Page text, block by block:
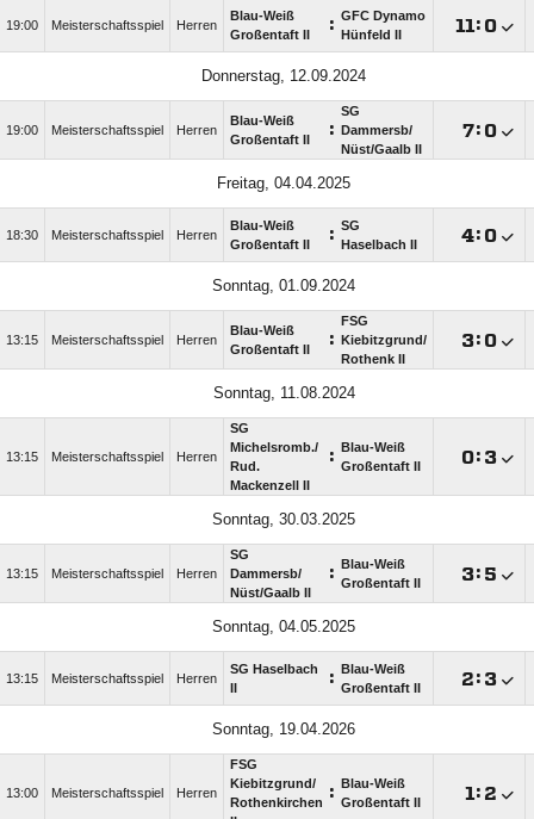
19:00 Meisterschaftsspiel Herren
Blau-Weiß
Großentaft II
: GFC Dynamo
Hünfeld II
: 
Donnerstag, 12.09.2024
19:00 Meisterschaftsspiel Herren
Blau-Weiß
Großentaft II
:
SG
Dammersb/​
Nüst/​Gaalb II
: 
Freitag, 04.04.2025
18:30 Meisterschaftsspiel Herren
Blau-Weiß
Großentaft II
: SG
Haselbach II
: 
Sonntag, 01.09.2024
13:15 Meisterschaftsspiel Herren
Blau-Weiß
Großentaft II
:
FSG
Kiebitzgrund/​
Rothenk II
: 
Sonntag, 11.08.2024
13:15 Meisterschaftsspiel Herren
SG
Michelsromb./​
Rud.
Mackenzell II
:
Blau-Weiß
Großentaft II
: 
Sonntag, 30.03.2025
13:15 Meisterschaftsspiel Herren
SG
Dammersb/​
Nüst/​Gaalb II
:
Blau-Weiß
Großentaft II
: 
Sonntag, 04.05.2025
13:15 Meisterschaftsspiel Herren
SG Haselbach
:
Blau-Weiß
Großentaft II
: 
Sonntag, 19.04.2026
13:00 Meisterschaftsspiel Herren
FSG
Kiebitzgrund/​
Rothenkirchen :
Blau-Weiß
Großentaft II
: 